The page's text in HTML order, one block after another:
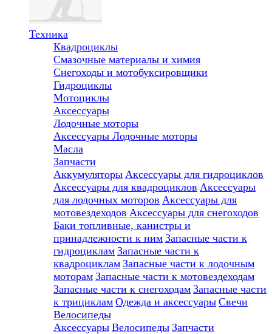
Техника
Квадроциклы
Смазочные материалы и химия
Снегоходы и мотобуксировщики
Гидроциклы
Мотоциклы
Аксессуары
Лодочные моторы
Аксессуары Лодочные моторы
Масла
Запчасти
Аккумуляторы Аксессуары для гидроциклов
Аксессуары для квадроциклов Аксессуары
для лодочных моторов Аксессуары для
мотовездеходов Аксессуары для снегоходов
Баки топливные, канистры и
принадлежности к ним Запасные части к
гидроциклам Запасные части к
квадроциклам Запасные части к лодочным
моторам Запасные части к мотовездеходам
Запасные части к снегоходам Запасные части
к трициклам Одежда и аксессуары Свечи
Велосипеды
Аксессуары Велосипеды Запчасти